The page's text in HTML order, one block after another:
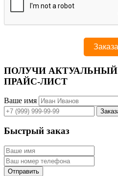
ПОЛУЧИ АКТУАЛЬНЫЙ
ПРАЙС-ЛИСТ
Ваше имя
Быстрый заказ